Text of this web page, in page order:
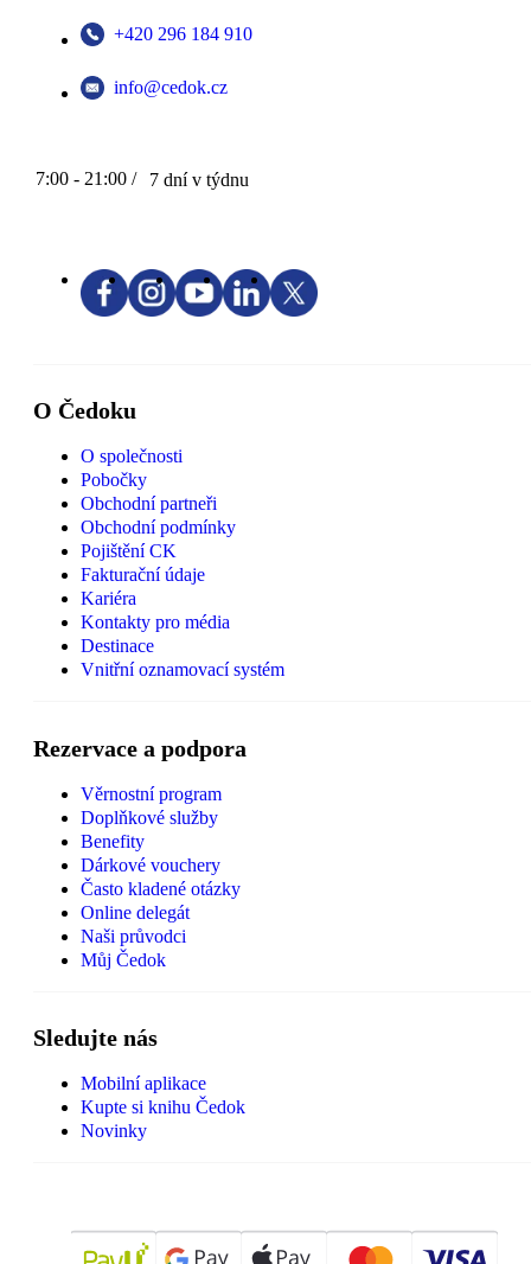
+420 296 184 910
info@cedok.cz
7:00 - 21:00 / 7 dní v týdnu
O Čedoku
O společnosti
Pobočky
Obchodní partneři
Obchodní podmínky
Pojištění CK
Fakturační údaje
Kariéra
Kontakty pro média
Destinace
Vnitřní oznamovací systém
Rezervace a podpora
Věrnostní program
Doplňkové služby
Benefity
Dárkové vouchery
Často kladené otázky
Online delegát
Naši průvodci
Můj Čedok
Sledujte nás
Mobilní aplikace
Kupte si knihu Čedok
Novinky